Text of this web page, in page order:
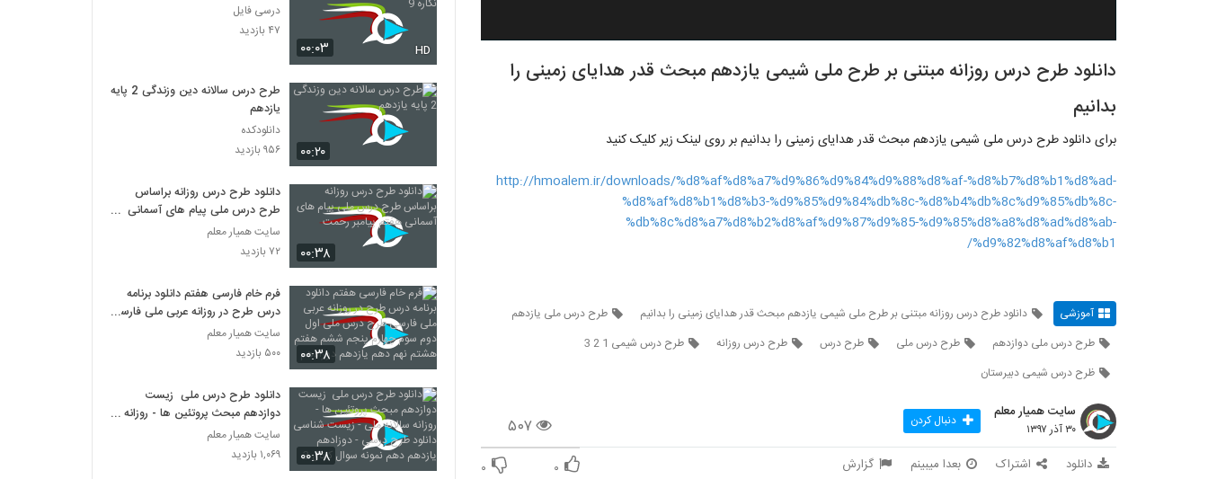
دانلود طرح درس روزانه مبتنی بر طرح ملی شیمی یازدهم مبحث قدر هدایای زمینی را
بدانیم
برای دانلود طرح درس ملی شیمی یازدهم مبحث قدر هدایای زمینی را بدانیم بر روی لینک زیر کلیک کنید
http://hmoalem.ir/downloads/%d8%af%d8%a7%d9%86%d9%84%d9%88%d8%af-%d8%b7%d8%b1%d8%ad-
%d8%af%d8%b1%d8%b3-%d9%85%d9%84%db%8c-%d8%b4%db%8c%d9%85%db%8c-
%db%8c%d8%a7%d8%b2%d8%af%d9%87%d9%85-%d9%85%d8%a8%d8%ad%d8%ab-
%d9%82%d8%af%d8%b1/
آموزشی دانلود طرح درس روزانه مبتنی بر طرح ملی شیمی یازدهم مبحث قدر هدایای زمینی را بدانیم
طرح درس ملی یازدهم
طرح درس ملی دوازدهم
طرح درس ملی طرح درس طرح درس روزانه
طرح درس شیمی 1 2 3
ظرح درس شیمی دبیرستان
۵۰۷
سایت همیار معلم
۳۰ آذر ۱۳۹۷ دنبال کردن
دانلود اشتراک بعدا میبینم گزارش ۰ ۰
۰۰:۰۳ HD
درسی فایل
۴۷ بازدید
۰۰:۲۰
طرح درس سالانه دین وزندگی 2 پایه
یازدهم
دانلودکده
۹۵۶ بازدید
۰۰:۳۸
دانلود طرح درس روزانه براساس
طرح درس ملی پیام های آسمانی
هفتم پیامبر رحمت
سایت همیار معلم
۷۲ بازدید
۰۰:۳۸
فرم خام فارسی هفتم دانلود برنامه
درس طرح در روزانه عربی ملی فارسی
طرح درس ملی اول دوم سوم چهارم
پنجم ششم هفتم هشتم نهم دهم
سایت همیار معلم
۵۰۰ بازدید
۰۰:۳۸
دانلود طرح درس ملی زیست
دوازدهم مبحث پروتئین ها - روزانه
سالانه ملی - زیست شناسی دانلود
طرح درسی - دوزادهم یازدهم دهم
نمونه سوال کانال 3
سایت همیار معلم
۱,۰۶۹ بازدید